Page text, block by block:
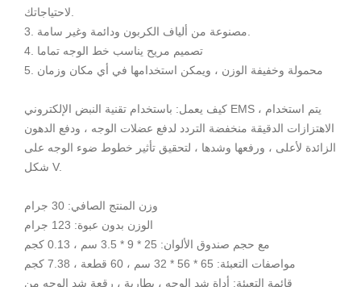
4. تصميم مريح يناسب خط الوجه تماما
5. محمولة وخفيفة الوزن ، ويمكن استخدامها في أي مكان وزمان
كيف يعمل: باستخدام تقنية النبض الإلكتروني EMS ، يتم استخدام
الاهتزازات الدقيقة منخفضة التردد لدفع عضلات الوجه ، ودفع الدهون
الزائدة لأعلى ، ورفعها وشدها ، لتحقيق تأثير خطوط ضوء الوجه على
شكل V.
وزن المنتج الصافي: 30 جرام
الوزن بدون عبوة: 123 جرام
مع حجم صندوق الألوان: 25 * 9 * 3.5 سم ، 0.13 كجم
مواصفات التعبئة: 65 * 56 * 32 سم ، 60 قطعة ، 7.38 كجم
قائمة التعبئة: أداة شد الوجه ، بطارية ، رقعة شد الوجه من